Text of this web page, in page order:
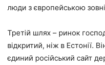
люди з європейською
Третій шлях – ринок
відкритий, ніж в Естонії.
єдиний російський сайт